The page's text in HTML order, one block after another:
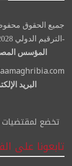
-الترقيم الدولي 2028-1113 /
المؤسس
البريد
تخضع لمقتضيات
تابعونا على